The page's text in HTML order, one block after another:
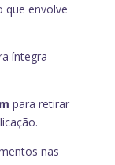
que envolve
íntegra
para retirar
nas